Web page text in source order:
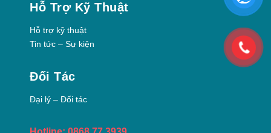
Hỗ Trợ Kỹ Thuật
Hỗ trợ kỹ thuật
Tin tức – Sự kiện
Đối Tác
Đại lý – Đối tác